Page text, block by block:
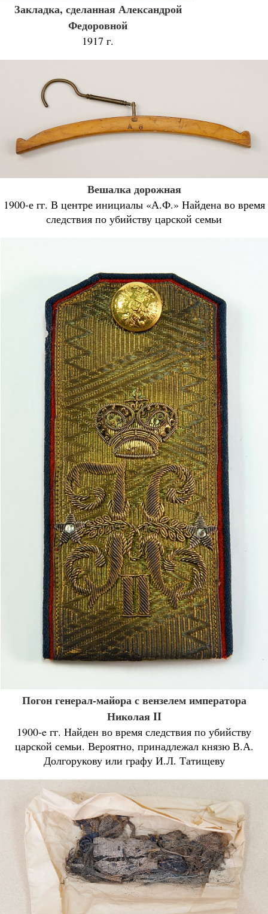
Закладка, сделанная Александрой
Федоровной
1917 г.
Вешалка дорожная
1900-е гг. В центре инициалы «А.Ф.» Найдена во время
следствия по убийству царской семьи
Погон генерал-майора с вензелем императора
Николая II
1900-e гг. Найден во время следствия по убийству
царской семьи. Вероятно, принадлежал князю В.А.
Долгорукову или графу И.Л. Татищеву